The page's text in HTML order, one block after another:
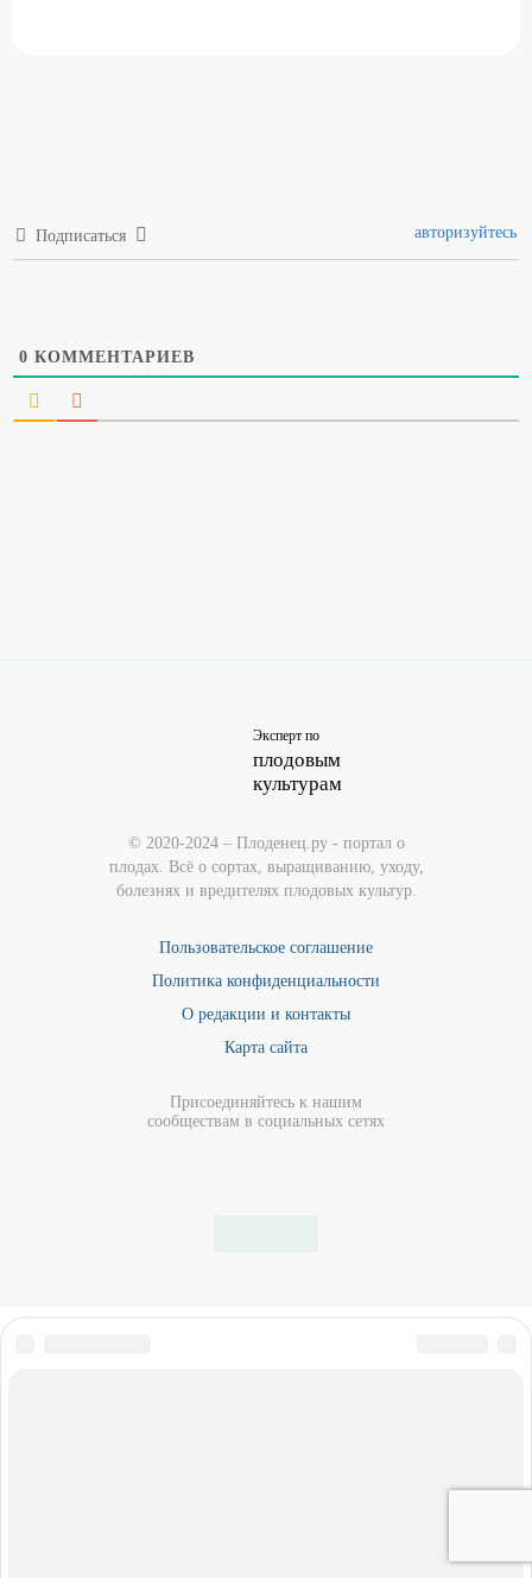
Подписаться авторизуйтесь
0 КОММЕНТАРИЕВ
Эксперт по
плодовым
культурам
© 2020-2024 – Плоденец.ру - портал о
плодах. Всё о сортах, выращиванию, уходу,
болезнях и вредителях плодовых культур.
Пользовательское соглашение
Политика конфиденциальности
О редакции и контакты
Карта сайта
Присоединяйтесь к нашим
сообществам в социальных сетях